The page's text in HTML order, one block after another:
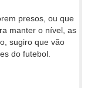
presos, ou que
manter o nível, as
sugiro que vão
do futebol.